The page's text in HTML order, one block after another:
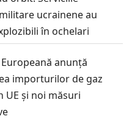
ucrainene au
în ochelari
anunță
importurilor de gaz
UE și noi măsuri